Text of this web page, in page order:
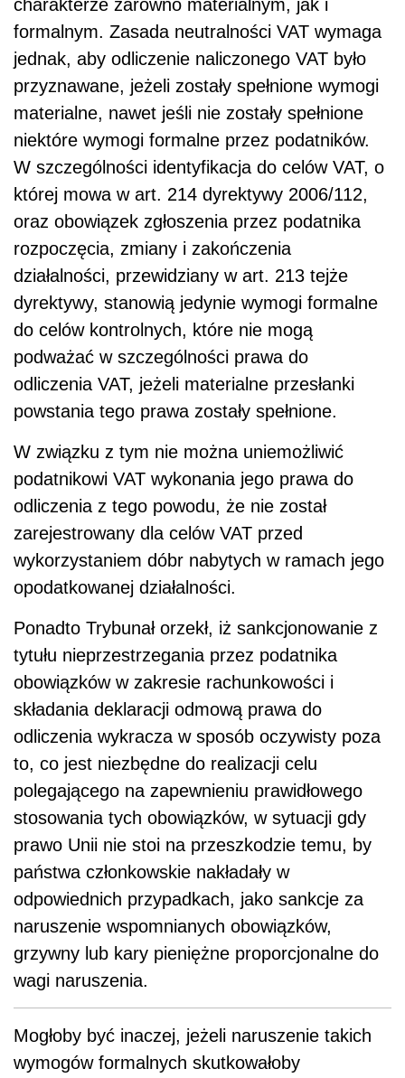
charakterze zarówno materialnym, jak i
formalnym. Zasada neutralności VAT wymaga
jednak, aby odliczenie naliczonego VAT było
przyznawane, jeżeli zostały spełnione wymogi
materialne, nawet jeśli nie zostały spełnione
niektóre wymogi formalne przez podatników.
W szczególności identyfikacja do celów VAT, o
której mowa w art. 214 dyrektywy 2006/112,
oraz obowiązek zgłoszenia przez podatnika
rozpoczęcia, zmiany i zakończenia
działalności, przewidziany w art. 213 tejże
dyrektywy, stanowią jedynie wymogi formalne
do celów kontrolnych, które nie mogą
podważać w szczególności prawa do
odliczenia VAT, jeżeli materialne przesłanki
powstania tego prawa zostały spełnione.
W związku z tym nie można uniemożliwić
podatnikowi VAT wykonania jego prawa do
odliczenia z tego powodu, że nie został
zarejestrowany dla celów VAT przed
wykorzystaniem dóbr nabytych w ramach jego
opodatkowanej działalności.
Ponadto Trybunał orzekł, iż sankcjonowanie z
tytułu nieprzestrzegania przez podatnika
obowiązków w zakresie rachunkowości i
składania deklaracji odmową prawa do
odliczenia wykracza w sposób oczywisty poza
to, co jest niezbędne do realizacji celu
polegającego na zapewnieniu prawidłowego
stosowania tych obowiązków, w sytuacji gdy
prawo Unii nie stoi na przeszkodzie temu, by
państwa członkowskie nakładały w
odpowiednich przypadkach, jako sankcje za
naruszenie wspomnianych obowiązków,
grzywny lub kary pieniężne proporcjonalne do
wagi naruszenia.
Mogłoby być inaczej, jeżeli naruszenie takich
wymogów formalnych skutkowałoby